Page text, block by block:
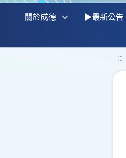
關於成德 ▶最新公告
:::